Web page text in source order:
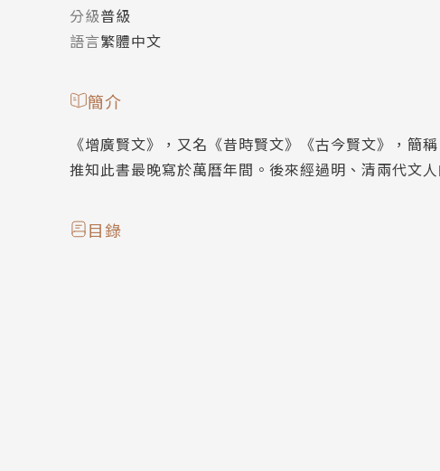
分級普級
語言繁體中文
簡介
《增廣賢文》，又名《昔時賢文》《古今賢文》，簡
推知此書最晚寫於萬曆年間。後來經過明、清兩代文
目錄